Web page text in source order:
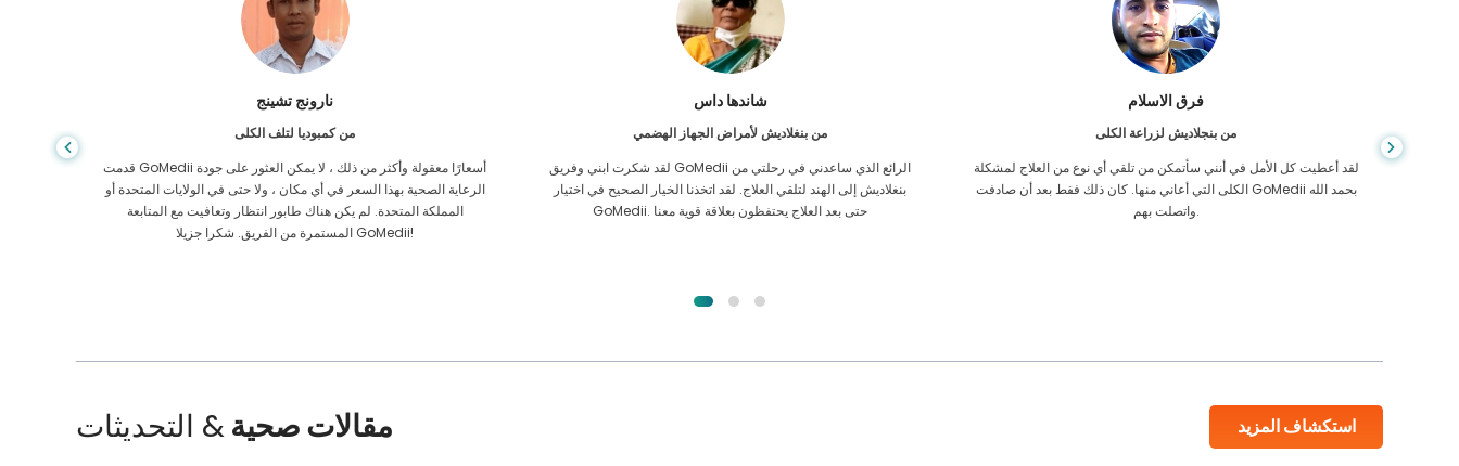
نارونج تشينج
من كمبوديا لتلف الكلى
قدمت GoMedii أسعارًا معقولة وأكثر من ذلك ، لا يمكن العثور على جودة
الرعاية الصحية بهذا السعر في أي مكان ، ولا حتى في الولايات المتحدة أو
المملكة المتحدة. لم يكن هناك طابور انتظار وتعافيت مع المتابعة
المستمرة من الفريق. شكرا جزيلا GoMedii!
شاندها داس
من بنغلاديش لأمراض الجهاز الهضمي
لقد شكرت ابني وفريق GoMedii الرائع الذي ساعدني في رحلتي من
بنغلاديش إلى الهند لتلقي العلاج. لقد اتخذنا الخيار الصحيح في اختيار
GoMedii. حتى بعد العلاج يحتفظون بعلاقة قوية معنا
فرق الاسلام
من بنجلاديش لزراعة الكلى
لقد أعطيت كل الأمل في أنني سأتمكن من تلقي أي نوع من العلاج لمشكلة
الكلى التي أعاني منها. كان ذلك فقط بعد أن صادفت GoMedii بحمد الله
واتصلت بهم.
مقالات صحية& التحديثات استكشاف المزيد